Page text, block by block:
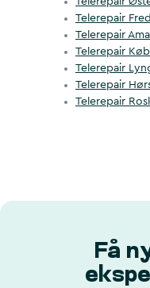
Telerepair
Telerepair
Telerepair
Telerepair
Telerepair
Telerepair
Få